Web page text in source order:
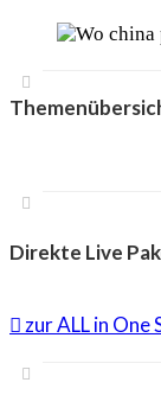
Direkte Live
zur ALL in